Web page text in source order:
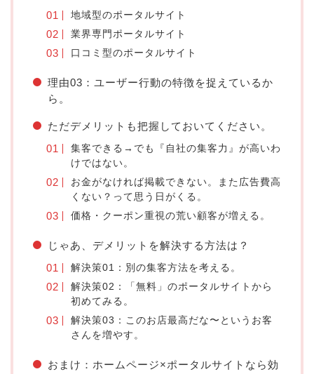
地域型のポータルサイト
業界専門ポータルサイト
口コミ型のポータルサイト
理由03：ユーザー行動の特徴を捉えているか
ら。
ただデメリットも把握しておいてください。
集客できる→でも『自社の集客力』が高いわ
けではない。
お金がなければ掲載できない。また広告費高
くない？って思う日がくる。
価格・クーポン重視の荒い顧客が増える。
じゃあ、デメリットを解決する方法は？
解決策01：別の集客方法を考える。
解決策02：「無料」のポータルサイトから
初めてみる。
解決策03：このお店最高だな〜というお客
さんを増やす。
おまけ：ホームページ×ポータルサイトなら効